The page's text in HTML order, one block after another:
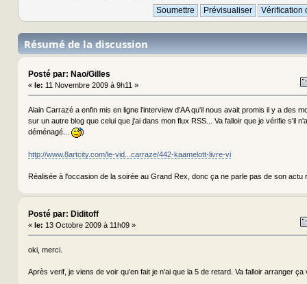
Résumé de la discussion
Posté par: Nao/Gilles
« le: 11 Novembre 2009 à 9h11 »
Alain Carrazé a enfin mis en ligne l'interview d'AA qu'il nous avait promis il y a des
sur un autre blog que celui que j'ai dans mon flux RSS... Va falloir que je vérifie s'il
déménagé...
)
http://www.8artcity.com/le-vid...carraze/442-kaamelott-livre-vi
Réalisée à l'occasion de la soirée au Grand Rex, donc ça ne parle pas de son actu
Posté par: Diditoff
« le: 13 Octobre 2009 à 11h09 »
oki, merci.
Après verif, je viens de voir qu'en fait je n'ai que la 5 de retard. Va falloir arranger ça